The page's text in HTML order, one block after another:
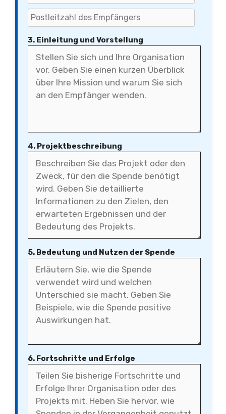
3. Einleitung und Vorstellung
4. Projektbeschreibung
5. Bedeutung und Nutzen der Spende
6. Fortschritte und Erfolge